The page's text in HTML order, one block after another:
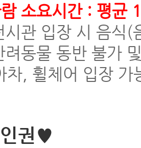
소요시간 : 평균
관 입장 시 음식(
동물 동반 불가
차, 휠체어 입장 가
권♥